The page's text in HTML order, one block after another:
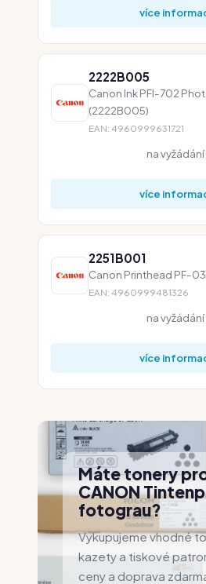
více
2222B005
Canon Ink PFI-702
(2222B005)
EAN: 4960999631721
na vyžádání
více
2251B001
Canon Printhead PF-03
EAN: 4960999481326
na vyžádání
více
Máte tonery
CANON
fotograu?
Vykupujeme vhodné
kazety a tiskové
ceny a doprava